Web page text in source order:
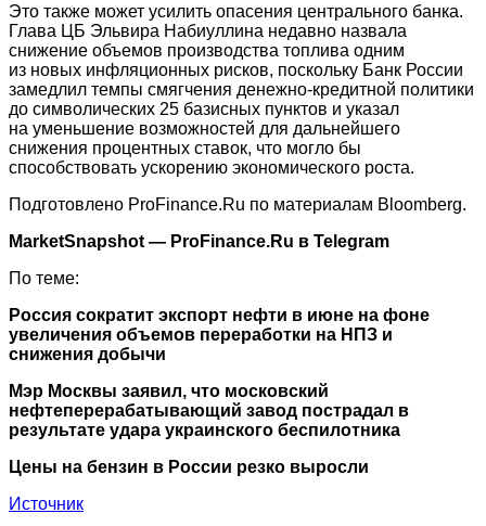
Это также может усилить опасения центрального банка.
Глава ЦБ Эльвира Набиуллина недавно назвала
снижение объемов производства топлива одним
из новых инфляционных рисков, поскольку Банк России
замедлил темпы смягчения денежно-кредитной политики
до символических 25 базисных пунктов и указал
на уменьшение возможностей для дальнейшего
снижения процентных ставок, что могло бы
способствовать ускорению экономического роста.
Подготовлено ProFinance.Ru по материалам Bloomberg.
MarketSnapshot — ProFinance.Ru в Telegram
По теме:
Россия сократит экспорт нефти в июне на фоне
увеличения объемов переработки на НПЗ и
снижения добычи
Мэр Москвы заявил, что московский
нефтеперерабатывающий завод пострадал в
результате удара украинского беспилотника
Цены на бензин в России резко выросли
Источник